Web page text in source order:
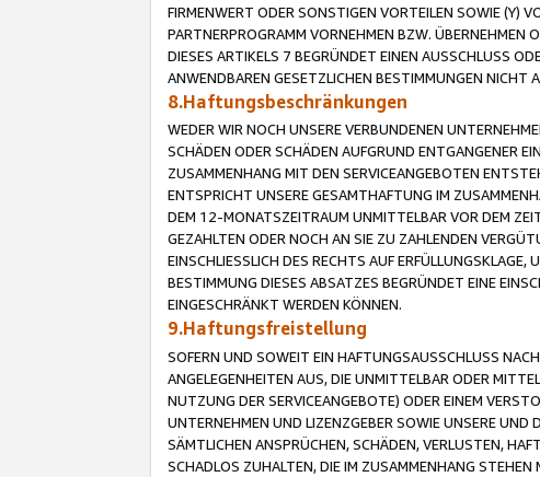
FIRMENWERT ODER SONSTIGEN VORTEILEN SOWIE (Y)
PARTNERPROGRAMM VORNEHMEN BZW. ÜBERNEHMEN
DIESES ARTIKELS 7 BEGRÜNDET EINEN AUSSCHLUSS
ANWENDBAREN GESETZLICHEN BESTIMMUNGEN NICHT
8.Haftungsbeschränkungen
WEDER WIR NOCH UNSERE VERBUNDENEN
SCHÄDEN ODER SCHÄDEN AUFGRUND ENTGANGENER
ZUSAMMENHANG MIT DEN SERVICEANGEBOTEN
ENTSPRICHT UNSERE GESAMTHAFTUNG IM
DEM 12-MONATSZEITRAUM UNMITTELBAR VOR DEM
GEZAHLTEN ODER NOCH AN SIE ZU ZAHLENDEN
EINSCHLIESSLICH DES RECHTS AUF
BESTIMMUNG DIESES ABSATZES BEGRÜNDET EINE
EINGESCHRÄNKT WERDEN KÖNNEN.
9.Haftungsfreistellung
SOFERN UND SOWEIT EIN HAFTUNGSAUSSCHLUSS
ANGELEGENHEITEN AUS, DIE UNMITTELBAR ODER
NUTZUNG DER SERVICEANGEBOTE) ODER EINEM
UNTERNEHMEN UND LIZENZGEBER SOWIE UNSERE UND
SÄMTLICHEN ANSPRÜCHEN, SCHÄDEN, VERLUSTEN,
SCHADLOS ZUHALTEN, DIE IM ZUSAMMENHANG STEHEN